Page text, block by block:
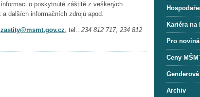
o poskytnuté záštitě z veškerých
dalších informačních zdrojů apod.
zastity@msmt.gov.cz , tel.: 234 812 717, 234 812
Kariéra na
Pro
Ceny
Archiv